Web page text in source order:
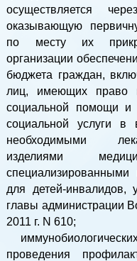
осуществляется
оказывающую
по месту их
организации
бюджета граждан,
лиц, имеющих право
социальной помощи и
социальной услуги в
необходимыми
изделиями
специализированными
для детей-инвалидов,
главы администрации
2011 г. N 610;
проведения